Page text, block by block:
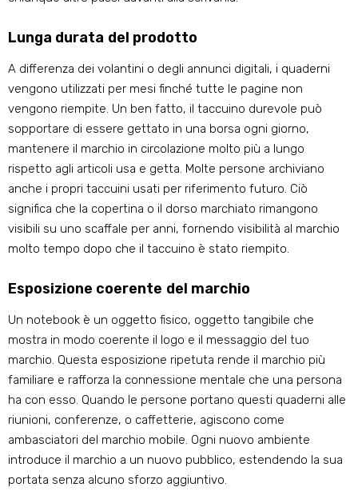
Lunga durata del prodotto
A differenza dei volantini o degli annunci digitali, i quaderni
vengono utilizzati per mesi finché tutte le pagine non
vengono riempite. Un ben fatto, il taccuino durevole può
sopportare di essere gettato in una borsa ogni giorno,
mantenere il marchio in circolazione molto più a lungo
rispetto agli articoli usa e getta. Molte persone archiviano
anche i propri taccuini usati per riferimento futuro. Ciò
significa che la copertina o il dorso marchiato rimangono
visibili su uno scaffale per anni, fornendo visibilità al marchio
molto tempo dopo che il taccuino è stato riempito.
Esposizione coerente del marchio
Un notebook è un oggetto fisico, oggetto tangibile che
mostra in modo coerente il logo e il messaggio del tuo
marchio. Questa esposizione ripetuta rende il marchio più
familiare e rafforza la connessione mentale che una persona
ha con esso. Quando le persone portano questi quaderni alle
riunioni, conferenze, o caffetterie, agiscono come
ambasciatori del marchio mobile. Ogni nuovo ambiente
introduce il marchio a un nuovo pubblico, estendendo la sua
portata senza alcuno sforzo aggiuntivo.